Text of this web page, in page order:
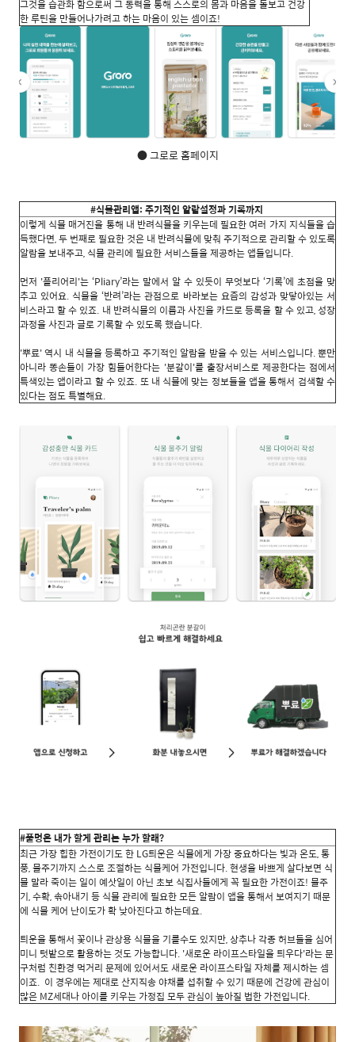
그것을 습관화 함으로써 그 동력을 통해 스스로의 몸과 마음을 돌보고 건강
한 루틴을 만들어나가려고 하는 마음이 있는 셈이죠!
● 그로로 홈페이지
#식물관리앱: 주기적인 알람설정과 기록까지
이렇게 식물 매거진을 통해 내 반려식물을 키우는데 필요한 여러 가지 지식들을 습
득했다면, 두 번째로 필요한 것은 내 반려식물에 맞춰 주기적으로 관리할 수 있도록
알람을 보내주고, 식물 관리에 필요한 서비스들을 제공하는 앱들입니다.
먼저 '플리어리'는 ‘Pliary’라는 말에서 알 수 있듯이 무엇보다 ‘기록’에 초점을 맞
추고 있어요. 식물을 ‘반려’라는 관점으로 바라보는 요즘의 감성과 맞닿아있는 서
비스라고 할 수 있죠. 내 반려식물의 이름과 사진을 카드로 등록을 할 수 있고, 성장
과정을 사진과 글로 기록할 수 있도록 했습니다.
'뿌료' 역시 내 식물을 등록하고 주기적인 알람을 받을 수 있는 서비스입니다. 뿐만
아니라 똥손들이 가장 힘들어한다는 '분갈이'를 출장서비스로 제공한다는 점에서
특색있는 앱이라고 할 수 있죠. 또 내 식물에 맞는 정보들을 앱을 통해서 검색할 수
있다는 점도 특별해요.
#풀멍은 내가 할게 관리는 누가 할래?
최근 가장 힙한 가전이기도 한 LG틔운은 식물에게 가장 중요하다는 빛과 온도, 통
풍, 물주기까지 스스로 조절하는 식물케어 가전입니다. 현생을 바쁘게 살다보면 식
물 말라 죽이는 일이 예삿일이 아닌 초보 식집사들에게 꼭 필요한 가전이죠! 물주
기, 수확, 솎아내기 등 식물 관리에 필요한 모든 알람이 앱을 통해서 보여지기 때문
에 식물 케어 난이도가 확 낮아진다고 하는데요.
틔운을 통해서 꽃이나 관상용 식물을 기를수도 있지만, 상추나 각종 허브들을 심어
미니 텃밭으로 활용하는 것도 가능합니다. '새로운 라이프스타일을 틔우다'라는 문
구처럼 친환경 먹거리 문제에 있어서도 새로운 라이프스타일 자체를 제시하는 셈
이죠. 이 경우에는 제대로 산지직송 야채를 섭취할 수 있기 때문에 건강에 관심이
많은 MZ세대나 아이를 키우는 가정집 모두 관심이 높아질 법한 가전입니다.